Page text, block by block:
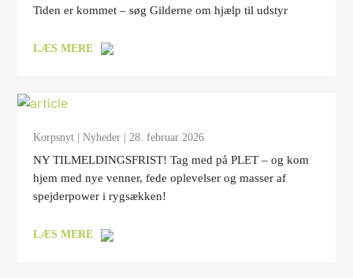
Tiden er kommet – søg Gilderne om hjælp til udstyr
LÆS MERE
Korpsnyt |Nyheder | 28. februar 2026
NY TILMELDINGSFRIST! Tag med på PLET – og kom
hjem med nye venner, fede oplevelser og masser af
spejderpower i rygsækken!
LÆS MERE